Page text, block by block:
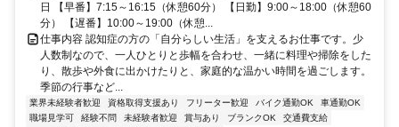
日 【早番】7:15～16:15（休憩60分） 【日勤】9:00～18:00（休憩60
分） 【遅番】10:00～19:00（休憩...
仕事内容 認知症の方の「自分らしい生活」を支えるお仕事です。少
人数制なので、一人ひとりと歩幅を合わせ、一緒に料理や掃除をした
り、散歩や外食に出かけたりと、家庭的な温かい時間を過ごします。
季節の行事など...
業界未経験者歓迎 資格取得支援あり フリーター歓迎 バイク通勤OK
車通勤OK
職場見学可
経験不問 未経験者歓迎 賞与あり ブランクOK
交通費支給